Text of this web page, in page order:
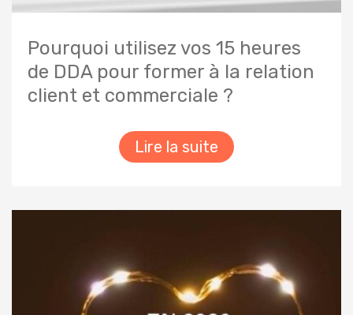
Pourquoi utilisez vos 15 heures
de DDA pour former à la relation
client et commerciale ?
Lire la suite